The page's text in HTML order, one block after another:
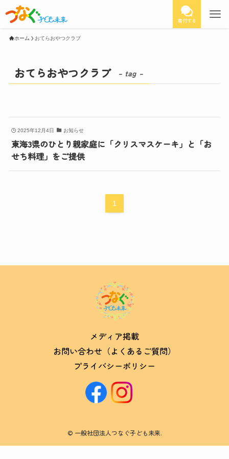
寄付する
ホーム おてらおやつクラブ
おてらおやつクラブ – tag –
2025年12月4日 お知らせ
東海3県のひとり親家庭に「クリスマスケーキ」と「お
せち料理」をご提供
1
メディア掲載
お問い合わせ（よくあるご質問）
プライバシーポリシー
© 一般社団法人つなぐ子ども未来.